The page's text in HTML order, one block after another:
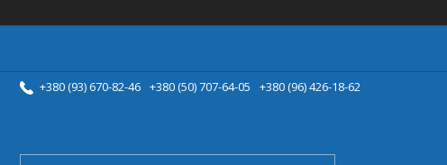
+380 (93) 670-82-46 +380 (50) 707-64-05 +380 (96) 426-18-62